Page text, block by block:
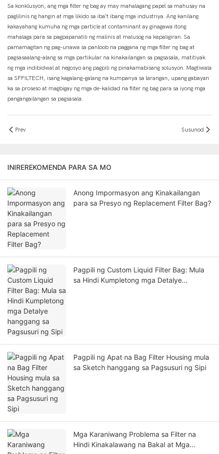
Sa konklusyon, ang mga filter ng bag ay may mahalagang papel sa mahusay na
paglilinis ng hangin at mga likido sa iba't ibang mga industriya. Ang kanilang
kakayahang kumuha ng mga particle at contaminant ay ginagawa itong
mahalaga para sa pagpapanatili ng malinis at malusog na kapaligiran. Sa
pamamagitan ng pag-unawa sa panloob na paggana ng mga filter ng bag at
pagsasaalang-alang sa mga partikular na kinakailangan sa pagsasala, matitiyak
ng mga indibidwal at negosyo ang pagpili ng pinakamabisang solusyon. Magtiwala
sa SFFILTECH, isang kagalang-galang na kumpanya sa larangan, upang gabayan
ka sa proseso at magbigay ng mga de-kalidad na filter ng bag para sa iyong mga
pangangailangan sa pagsasala.
Prev Susunod
INIREREKOMENDA PARA SA MO
Anong Impormasyon ang Kinakailangan
para sa Presyo ng Replacement Filter Bag?
Pagpili ng Custom Liquid Filter Bag: Mula
sa Hindi Kumpletong mga Detalye
Pagpili ng Apat na Bag Filter Housing mula
sa Sketch hanggang sa Pagsusuri ng Sipi
Mga Karaniwang Problema sa Filter na
Hindi Kinakalawang na Bakal at Mga